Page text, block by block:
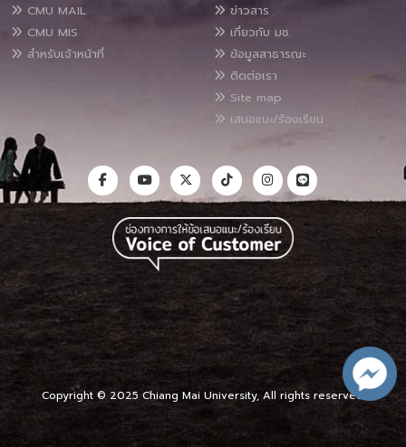
CMU MAIL
CMU MIS
สำหรับเจ้าหน้าที่
ข่าวสาร
เกี่ยวกับ มช.
ข้อมูลสาธารณะ
ติดต่อเรา
Site map
เสนอแนะ/ร้องเรียน
Copyright © 2025 Chiang Mai University, All rights reserved.